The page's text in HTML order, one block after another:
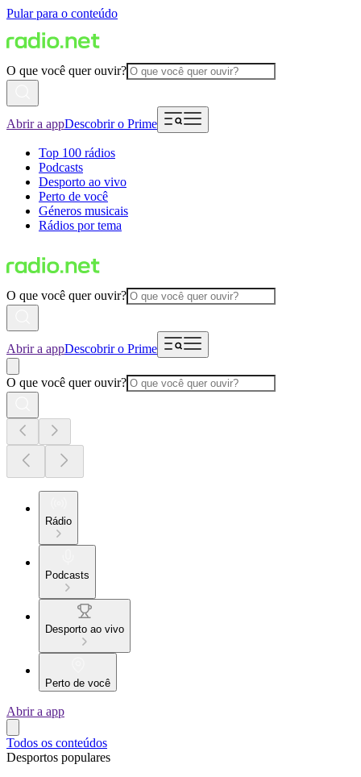
Pular para o conteúdo
O que você quer ouvir?
Abrir a appDescobrir o Prime
Top 100 rádios
Podcasts
Desporto ao vivo
Perto de você
Géneros musicais
Rádios por tema
O que você quer ouvir?
Abrir a appDescobrir o Prime
O que você quer ouvir?
Rádio
Podcasts
Desporto ao vivo
Perto de você
Abrir a app
Todos os conteúdos
Desportos populares